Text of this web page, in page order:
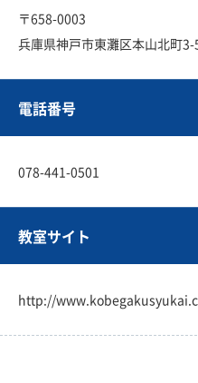
〒658-0003
兵庫県神戸市東灘区本山北町
電話番号
078-441-0501
教室サイト
http://